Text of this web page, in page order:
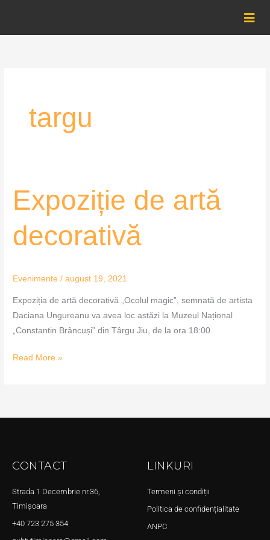
content
targu
Expoziție de artă
decorativă
Evenimente /august 19, 2021
Expoziția de artă decorativă „Ocolul magic”, semnată de artista
Daciana Ungureanu va avea loc astăzi la Muzeul Național
„Constantin Brâncuși” din Târgu Jiu, de la ora 18:00.
Expoziție
decorativă
Read More »
CONTACT
Strada 1 Decembrie nr.36,
Timișoara
+40 723 275 354
LINKURI
Termeni și condiții
Politica de confidențialitate
ANPC